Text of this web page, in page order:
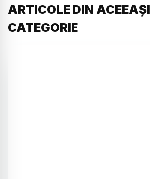
ARTICOLE DIN ACEEAȘI
CATEGORIE